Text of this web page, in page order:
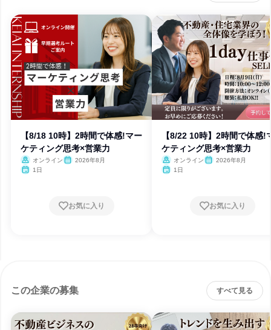
【8/18 10時】2時間で体感!マー
ケティング思考×営業力
オンライン
2026年8月
1日
お気に入り
【8/22 10時】2時間で体感!
ケティング思考×営業力
オンライン
2026年8月
1日
お気に入り
この企業の募集 すべて見る